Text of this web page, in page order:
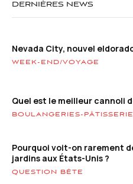
DERNIÈRES NEWS
Nevada City, nouvel
WEEK-END/VOYAGE
Quel est le meilleur cannoli
BOULANGERIES-
Pourquoi voit-on rarement
jardins aux États-Unis ?
QUESTION BÊTE